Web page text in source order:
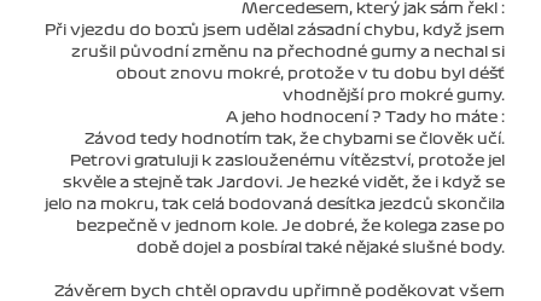
Mercedesem, který jak sám řekl :
Při vjezdu do boxů jsem udělal zásadní chybu, když jsem
zrušil původní změnu na přechodné gumy a nechal si
obout znovu mokré, protože v tu dobu byl déšť
vhodnější pro mokré gumy.
A jeho hodnocení ? Tady ho máte :
Závod tedy hodnotím tak, že chybami se člověk učí.
Petrovi gratuluji k zaslouženému vítězství, protože jel
skvěle a stejně tak Jardovi. Je hezké vidět, že i když se
jelo na mokru, tak celá bodovaná desítka jezdců skončila
bezpečně v jednom kole. Je dobré, že kolega zase po
době dojel a posbíral také nějaké slušné body.
Závěrem bych chtěl opravdu upřimně poděkovat všem